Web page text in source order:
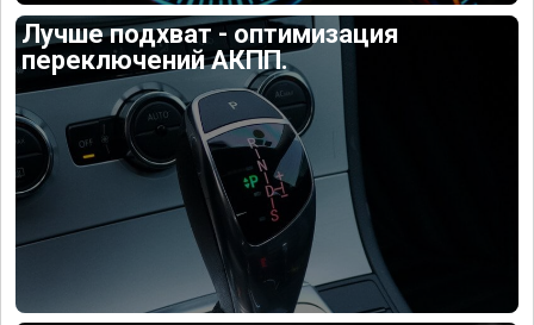
Лучше подхват - оптимизация
переключений АКПП.